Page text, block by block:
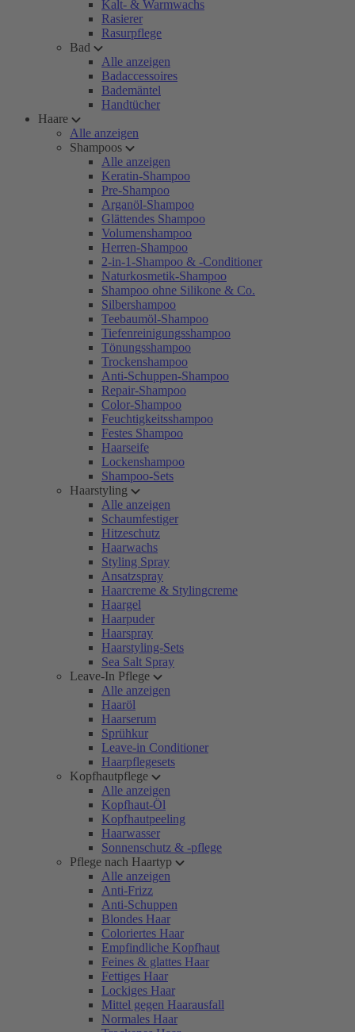
Kalt- & Warmwachs
Rasierer
Rasurpflege
Bad
Alle anzeigen
Badaccessoires
Bademäntel
Handtücher
Haare
Alle anzeigen
Shampoos
Alle anzeigen
Keratin-Shampoo
Pre-Shampoo
Arganöl-Shampoo
Glättendes Shampoo
Volumenshampoo
Herren-Shampoo
2-in-1-Shampoo & -Conditioner
Naturkosmetik-Shampoo
Shampoo ohne Silikone & Co.
Silbershampoo
Teebaumöl-Shampoo
Tiefenreinigungsshampoo
Tönungsshampoo
Trockenshampoo
Anti-Schuppen-Shampoo
Repair-Shampoo
Color-Shampoo
Feuchtigkeitsshampoo
Festes Shampoo
Haarseife
Lockenshampoo
Shampoo-Sets
Haarstyling
Alle anzeigen
Schaumfestiger
Hitzeschutz
Haarwachs
Styling Spray
Ansatzspray
Haarcreme & Stylingcreme
Haargel
Haarpuder
Haarspray
Haarstyling-Sets
Sea Salt Spray
Leave-In Pflege
Alle anzeigen
Haaröl
Haarserum
Sprühkur
Leave-in Conditioner
Haarpflegesets
Kopfhautpflege
Alle anzeigen
Kopfhaut-Öl
Kopfhautpeeling
Haarwasser
Sonnenschutz & -pflege
Pflege nach Haartyp
Alle anzeigen
Anti-Frizz
Anti-Schuppen
Blondes Haar
Coloriertes Haar
Empfindliche Kopfhaut
Feines & glattes Haar
Fettiges Haar
Lockiges Haar
Mittel gegen Haarausfall
Normales Haar